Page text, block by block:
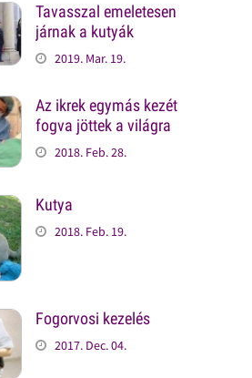
Tavasszal emeletesen
járnak a kutyák
2019. Mar. 19.
Az ikrek egymás kezét
fogva jöttek a világra
2018. Feb. 28.
Kutya
2018. Feb. 19.
Fogorvosi kezelés
2017. Dec. 04.